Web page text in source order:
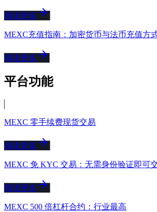
阅读更多
MEXC充值指南：加密货币与法币充值方
阅读更多
平台功能
MEXC 零手续费现货交易
阅读更多
MEXC 免 KYC 交易：无需身份验证即可
阅读更多
MEXC 500 倍杠杆合约：行业最高